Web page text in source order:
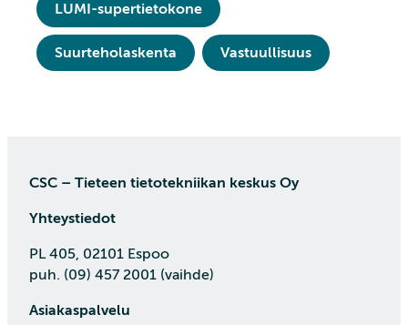
LUMI-supertietokone
Suurteholaskenta Vastuullisuus
CSC – Tieteen tietotekniikan keskus Oy
Yhteystiedot
PL 405, 02101 Espoo
puh. (09) 457 2001 (vaihde)
Asiakaspalvelu